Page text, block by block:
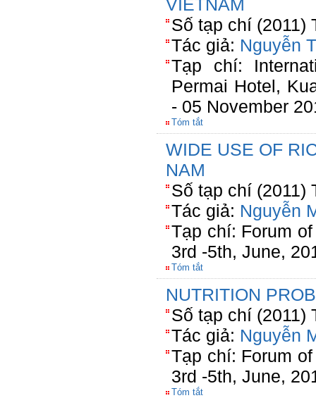
VIETNAM
Số tạp chí (2011)
Tác giả: Nguyễn
Tạp chí:
Permai Hotel,
- 05 November
Tóm tắt
WIDE USE OF
NAM
Số tạp chí (2011)
Tác giả: Nguyễn
Tạp chí: Forum
3rd -5th, June,
Tóm tắt
NUTRITION
Số tạp chí (2011)
Tác giả: Nguyễn
Tạp chí: Forum
3rd -5th, June,
Tóm tắt